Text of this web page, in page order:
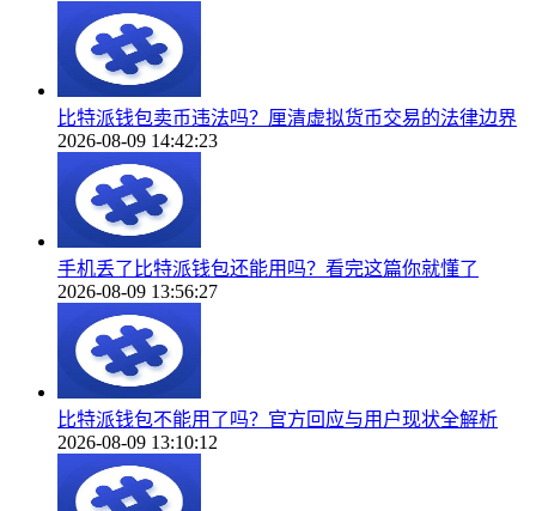
比特派钱包卖币违法吗？厘清虚拟货币交易的法律边界
2026-08-09 14:42:23
手机丢了比特派钱包还能用吗？看完这篇你就懂了
2026-08-09 13:56:27
比特派钱包不能用了吗？官方回应与用户现状全解析
2026-08-09 13:10:12